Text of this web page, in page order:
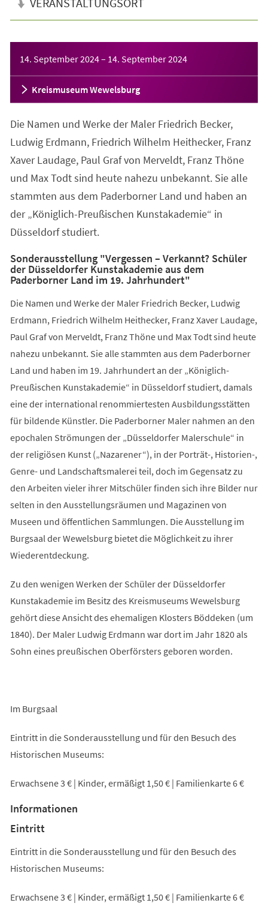
14. September 2024– 14. September 2024
Kreismuseum Wewelsburg
Die Namen und Werke der Maler Friedrich Becker,
Ludwig Erdmann, Friedrich Wilhelm Heithecker, Franz
Xaver Laudage, Paul Graf von Merveldt, Franz Thöne
und Max Todt sind heute nahezu unbekannt. Sie alle
stammten aus dem Paderborner Land und haben an
der „Königlich-Preußischen Kunstakademie“ in
Düsseldorf studiert.
Sonderausstellung "Vergessen – Verkannt? Schüler
der Düsseldorfer Kunstakademie aus dem
Paderborner Land im 19. Jahrhundert"
Die Namen und Werke der Maler Friedrich Becker, Ludwig
Erdmann, Friedrich Wilhelm Heithecker, Franz Xaver Laudage,
Paul Graf von Merveldt, Franz Thöne und Max Todt sind heute
nahezu unbekannt. Sie alle stammten aus dem Paderborner
Land und haben im 19. Jahrhundert an der „Königlich-
Preußischen Kunstakademie“ in Düsseldorf studiert, damals
eine der international renommiertesten Ausbildungsstätten
für bildende Künstler. Die Paderborner Maler nahmen an den
epochalen Strömungen der „Düsseldorfer Malerschule“ in
der religiösen Kunst („Nazarener“), in der Porträt-, Historien-,
Genre- und Landschaftsmalerei teil, doch im Gegensatz zu
den Arbeiten vieler ihrer Mitschüler finden sich ihre Bilder nur
selten in den Ausstellungsräumen und Magazinen von
Museen und öffentlichen Sammlungen. Die Ausstellung im
Burgsaal der Wewelsburg bietet die Möglichkeit zu ihrer
Wiederentdeckung.
Zu den wenigen Werken der Schüler der Düsseldorfer
Kunstakademie im Besitz des Kreismuseums Wewelsburg
gehört diese Ansicht des ehemaligen Klosters Böddeken (um
1840). Der Maler Ludwig Erdmann war dort im Jahr 1820 als
Sohn eines preußischen Oberförsters geboren worden.
Im Burgsaal
Eintritt in die Sonderausstellung und für den Besuch des
Historischen Museums:
Erwachsene 3 € | Kinder, ermäßigt 1,50 € | Familienkarte 6 €
Informationen
Eintritt
Eintritt in die Sonderausstellung und für den Besuch des
Historischen Museums:
Erwachsene 3 € | Kinder, ermäßigt 1,50 € | Familienkarte 6 €